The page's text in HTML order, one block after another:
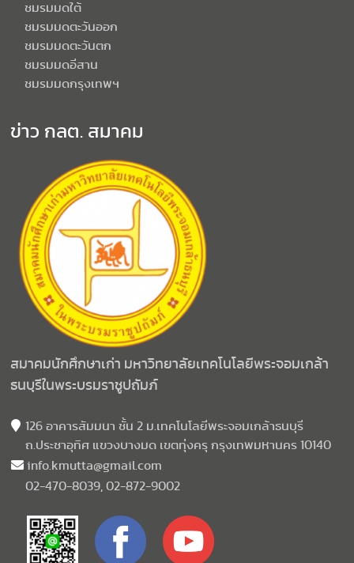
ชมรมมดใต้
ชมรมมดตะวันออก
ชมรมมดตะวันตก
ชมรมมดอีสาน
ชมรมมดกรุงเทพฯ
ข่าว กลต. สมาคม
สมาคมนักศึกษาเก่า มหาวิทยาลัยเทคโนโลยีพระจอมเกล้า
ธนบุรีในพระบรมราชูปถัมภ์
126 อาคารสัมมนา ชั้น 2 ม.เทคโนโลยีพระจอมเกล้าธนบุรี
ถ.ประชาอุทิศ แขวงบางมด เขตทุ่งครุ กรุงเทพมหานคร 10140
info.kmutta@gmail.com
02-470-8039, 02-872-9002